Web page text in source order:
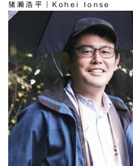
猪瀬浩平｜Kohei Ionse